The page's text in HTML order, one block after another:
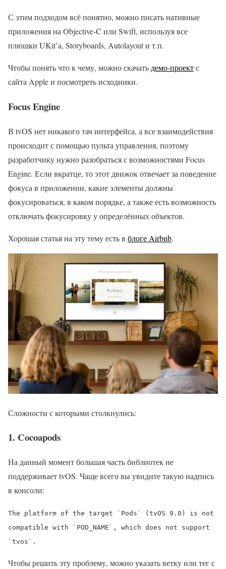
С этим подходом всё понятно, можно писать нативные
приложения на Objective-C или Swift, используя все
плюшки UKit’a, Storyboards, Autolayout и т.п.
Чтобы понять что к чему, можно скачатьдемо-проектс
сайта Apple и посмотреть исходники.
Focus Engine
В tvOS нет никакого тач интерфейса, а все взаимодействия
происходит с помощью пульта управления, поэтому
разработчику нужно разобраться с возможностями Focus
Engine. Если вкратце, то этот движок отвечает за поведение
фокуса в приложении, какие элементы должны
фокусироваться, в каком порядке, а также есть возможность
отключать фокусировку у определённых объектов.
Хорошая статья на эту тему есть в блоге Airbnb.
Сложности с которыми столкнулись:
1. Cocoapods
На данный момент большая часть библиотек не
поддерживает tvOS. Чаще всего вы увидите такую надпись
в консоли:
The platform of the target `Pods` (tvOS 9.0) is not
compatible with `POD_NAME`, which does not support
`tvos`.
Чтобы решить эту проблему, можно указать ветку или тег с